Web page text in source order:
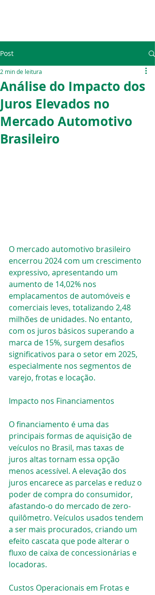
Post
Análise do Impacto dos
Juros Elevados no
Mercado Automotivo
Brasileiro
2 min de leitura
O mercado automotivo brasileiro
encerrou 2024 com um crescimento
expressivo, apresentando um
aumento de 14,02% nos
emplacamentos de automóveis e
comerciais leves, totalizando 2,48
milhões de unidades​. No entanto,
com os juros básicos superando a
marca de 15%, surgem desafios
significativos para o setor em 2025,
especialmente nos segmentos de
varejo, frotas e locação.
Impacto nos Financiamentos
O financiamento é uma das
principais formas de aquisição de
veículos no Brasil, mas taxas de
juros altas tornam essa opção
menos acessível. A elevação dos
juros encarece as parcelas e reduz o
poder de compra do consumidor,
afastando-o do mercado de zero-
quilômetro. Veículos usados tendem
a ser mais procurados, criando um
efeito cascata que pode alterar o
fluxo de caixa de concessionárias e
locadoras.
Custos Operacionais em Frotas e